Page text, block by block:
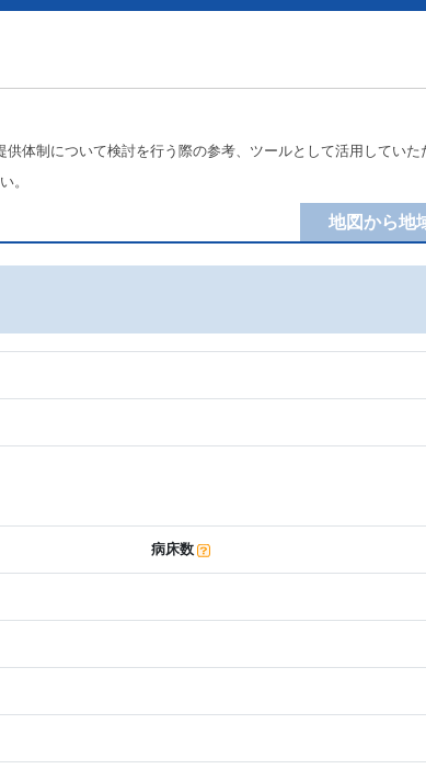
体制について検討を行う際の参考、ツールとして活用してい
。
地図から地
病床数